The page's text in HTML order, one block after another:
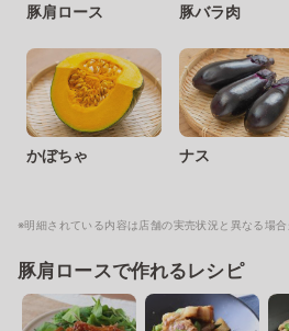
豚肩ロース 豚バラ肉
かぼちゃ ナス
※明細されている内容は店舗の実売状況と異なる場合
豚肩ロースで作れるレシピ